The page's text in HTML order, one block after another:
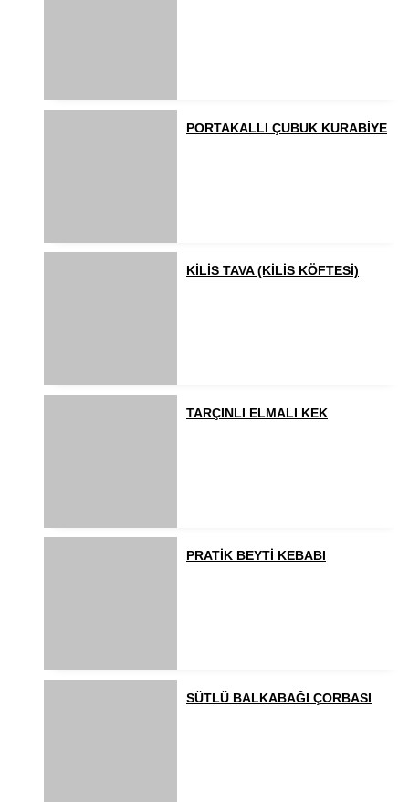
PORTAKALLI ÇUBUK KURABİYE
KİLİS TAVA (KİLİS KÖFTESİ)
TARÇINLI ELMALI KEK
PRATİK BEYTİ KEBABI
SÜTLÜ BALKABAĞI ÇORBASI